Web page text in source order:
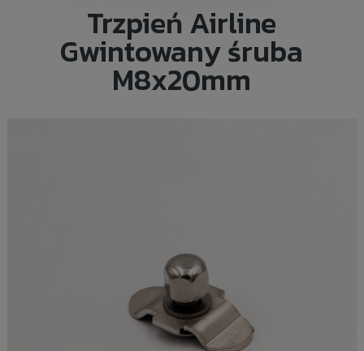
Trzpień Airline
Gwintowany śruba
M8x20mm